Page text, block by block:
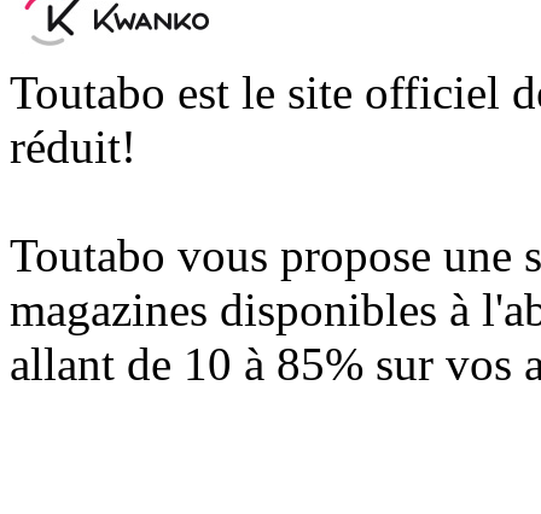
Toutabo est le site officiel
réduit!
Toutabo vous propose une
magazines disponibles à
allant de 10 à 85% sur vos